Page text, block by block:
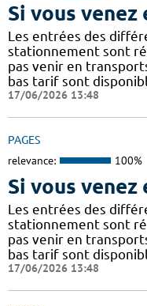
Si vous
Les entrées des
stationnement sont
pas venir en
bas tarif sont
17/06/2026 13:48
PAGES
relevance: 100%
Si vous
Les entrées des
stationnement sont
pas venir en
bas tarif sont
17/06/2026 13:48